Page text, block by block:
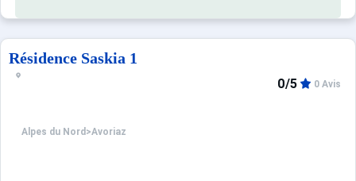
Résidence Saskia 1
Alpes du Nord >Avoriaz
0/5 0 Avis